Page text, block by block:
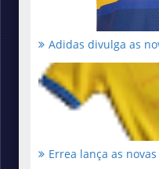
Adidas divulga as
Errea lança as